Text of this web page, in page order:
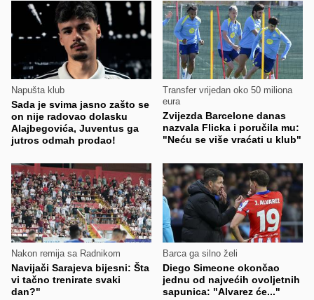
Napušta klub
Sada je svima jasno zašto se
on nije radovao dolasku
Alajbegovića, Juventus ga
jutros odmah prodao!
Transfer vrijedan oko 50 miliona
eura
Zvijezda Barcelone danas
nazvala Flicka i poručila mu:
"Neću se više vraćati u klub"
Nakon remija sa Radnikom
Navijači Sarajeva bijesni: Šta
vi tačno trenirate svaki
dan?"
Barca ga silno želi
Diego Simeone okončao
jednu od najvećih ovoljetnih
sapunica: "Alvarez će..."